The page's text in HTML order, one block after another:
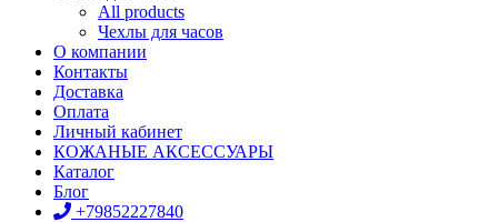
All products
Чехлы для часов
О компании
Контакты
Доставка
Оплата
Личный кабинет
КОЖАНЫЕ АКСЕССУАРЫ
Каталог
Блог
+79852227840